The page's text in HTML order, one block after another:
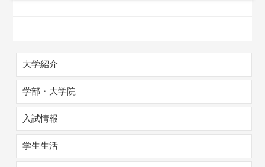
大学紹介
学部・大学院
入試情報
学生生活